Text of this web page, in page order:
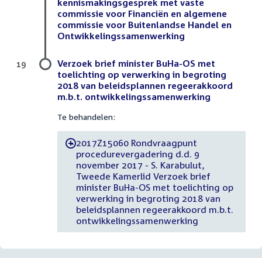
kennismakingsgesprek met vaste
commissie voor Financiën en algemene
commissie voor Buitenlandse Handel en
Ontwikkelingssamenwerking
Verzoek brief minister BuHa-OS met
toelichting op verwerking in begroting
2018 van beleidsplannen regeerakkoord
m.b.t. ontwikkelingssamenwerking
Te behandelen:
-2017Z15060 Rondvraagpunt
procedurevergadering d.d. 9
november 2017 - S. Karabulut,
Tweede Kamerlid Verzoek brief
minister BuHa-OS met toelichting op
verwerking in begroting 2018 van
beleidsplannen regeerakkoord m.b.t.
ontwikkelingssamenwerking
19